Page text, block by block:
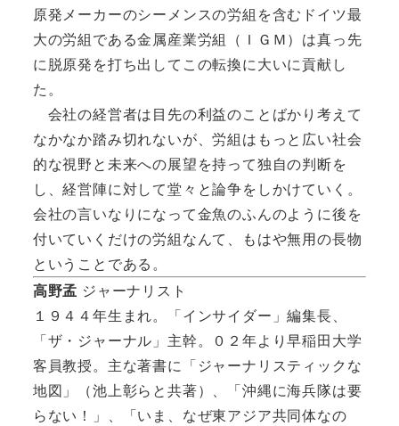
原発メーカーのシーメンスの労組を含むドイツ最
大の労組である金属産業労組（ＩＧＭ）は真っ先
に脱原発を打ち出してこの転換に大いに貢献し
た。
会社の経営者は目先の利益のことばかり考えて
なかなか踏み切れないが、労組はもっと広い社会
的な視野と未来への展望を持って独自の判断を
し、経営陣に対して堂々と論争をしかけていく。
会社の言いなりになって金魚のふんのように後を
付いていくだけの労組なんて、もはや無用の長物
ということである。
高野孟 ジャーナリスト
１９４４年生まれ。「インサイダー」編集長、
「ザ・ジャーナル」主幹。０２年より早稲田大学
客員教授。主な著書に「ジャーナリスティックな
地図」（池上彰らと共著）、「沖縄に海兵隊は要
らない！」、「いま、なぜ東アジア共同体なの